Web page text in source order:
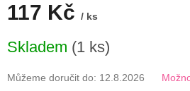
117 Kč / ks
cena:
Skladem (1 ks)
Můžeme doručit do: 12.8.2026